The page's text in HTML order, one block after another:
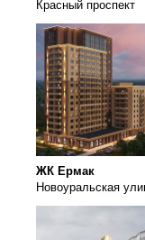
Красный проспект
ЖК Ермак
Новоуральская